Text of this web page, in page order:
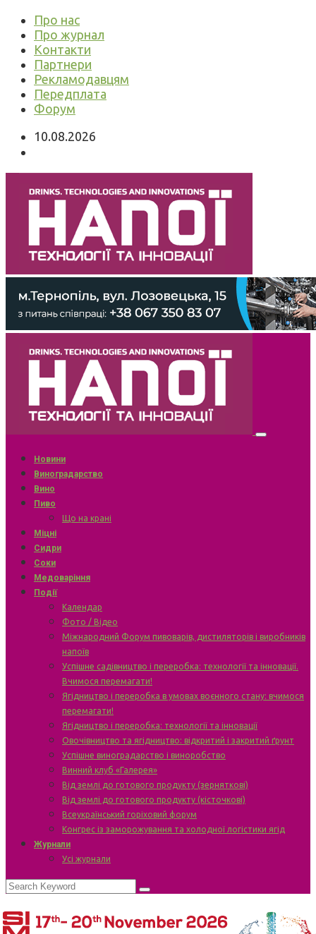
Про нас
Про журнал
Контакти
Партнери
Рекламодавцям
Передплата
Форум
10.08.2026
Новини
Виноградарство
Вино
Пиво
Що на крані
Міцні
Сидри
Соки
Медоваріння
Події
Календар
Фото / Відео
Міжнародний Форум пивоварів, дистиляторів і виробників
напоїв
Успішне садівництво і переробка: технології та інновації.
Вчимося перемагати!
Ягідництво і переробка в умовах воєнного стану: вчимося
перемагати!
Ягідництво і переробка: технології та інновації
Овочівництво та ягідництво: відкритий і закритий ґрунт
Успішне виноградарство і виноробство
Винний клуб «Галерея»
Від землі до готового продукту (зерняткові)
Від землі до готового продукту (кісточкові)
Всеукраїнський горіховий форум
Конгрес із заморожування та холодної логістики ягід
Журнали
Усі журнали